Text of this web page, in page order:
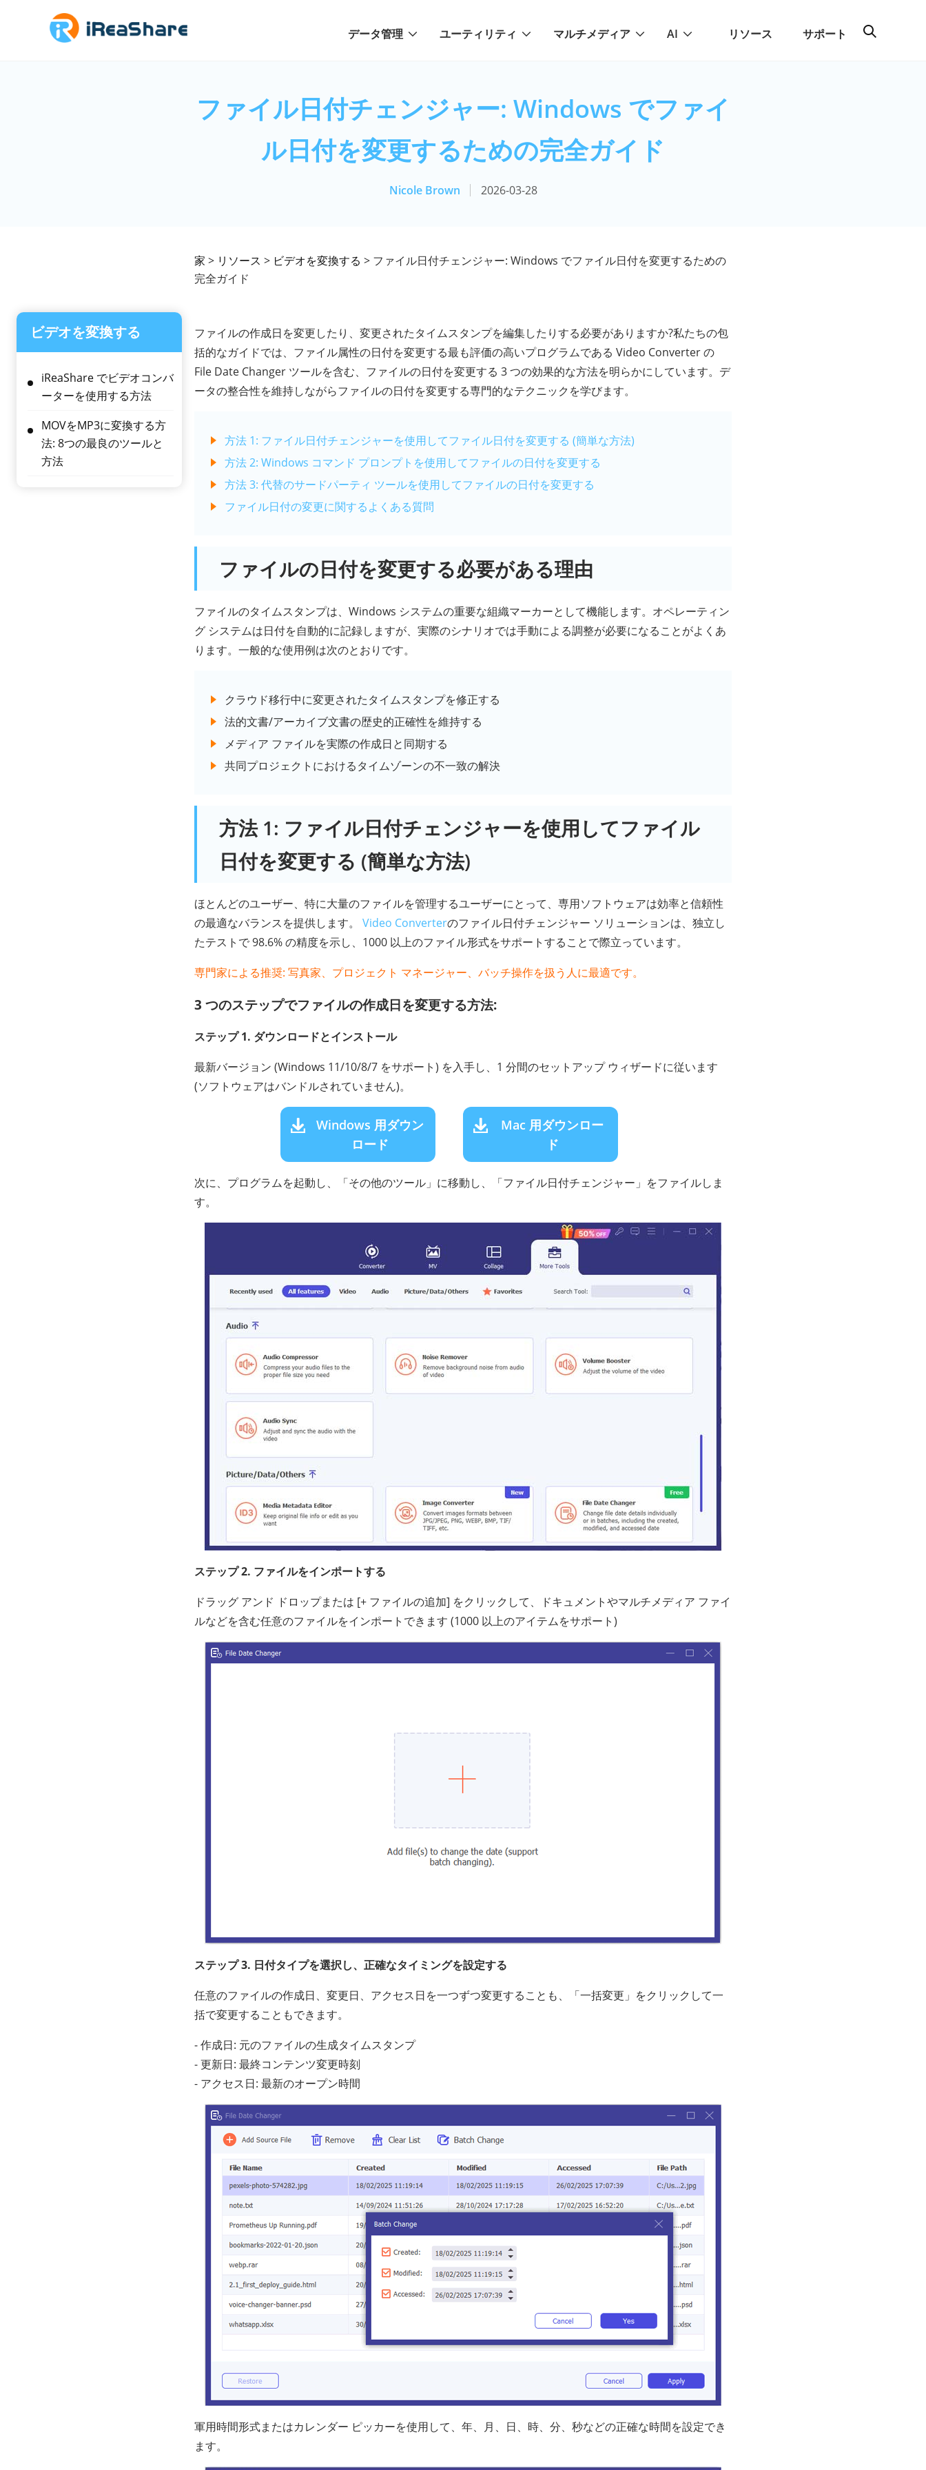
データ管理 ユーティリティ マルチメディア AI リソース サポート
ファイル日付チェンジャー: Windows でファイ
ル日付を変更するための完全ガイド
Nicole Brown 2026-03-28
家 > リソース > ビデオを変換する > ファイル日付チェンジャー: Windows でファイル日付を変更するための
完全ガイド
ビデオを変換する
iReaShare でビデオコンバ
ーターを使用する方法
MOVをMP3に変換する方
法: 8つの最良のツールと
方法
ファイルの作成日を変更したり、変更されたタイムスタンプを編集したりする必要がありますか?私たちの包
括的なガイドでは、ファイル属性の日付を変更する最も評価の高いプログラムである Video Converter の
File Date Changer ツールを含む、ファイルの日付を変更する 3 つの効果的な方法を明らかにしています。デ
ータの整合性を維持しながらファイルの日付を変更する専門的なテクニックを学びます。
方法 1: ファイル日付チェンジャーを使用してファイル日付を変更する (簡単な方法)
方法 2: Windows コマンド プロンプトを使用してファイルの日付を変更する
方法 3: 代替のサードパーティ ツールを使用してファイルの日付を変更する
ファイル日付の変更に関するよくある質問
ファイルの日付を変更する必要がある理由
ファイルのタイムスタンプは、Windows システムの重要な組織マーカーとして機能します。オペレーティン
グ システムは日付を自動的に記録しますが、実際のシナリオでは手動による調整が必要になることがよくあ
ります。一般的な使用例は次のとおりです。
クラウド移行中に変更されたタイムスタンプを修正する
法的文書/アーカイブ文書の歴史的正確性を維持する
メディア ファイルを実際の作成日と同期する
共同プロジェクトにおけるタイムゾーンの不一致の解決
方法 1: ファイル日付チェンジャーを使用してファイル
日付を変更する (簡単な方法)
ほとんどのユーザー、特に大量のファイルを管理するユーザーにとって、専用ソフトウェアは効率と信頼性
の最適なバランスを提供します。 Video Converterのファイル日付チェンジャー ソリューションは、独立し
たテストで 98.6% の精度を示し、1000 以上のファイル形式をサポートすることで際立っています。
専門家による推​​奨: 写真家、プロジェクト マネージャー、バッチ操作を扱う人に最適です。
3 つのステップでファイルの作成日を変更する方法:
ステップ 1. ダウンロードとインストール
最新バージョン (Windows 11/10/8/7 をサポート) を入手し、1 分間のセットアップ ウィザードに従います
(ソフトウェアはバンドルされていません)。
Windows 用ダウン
ロード
Mac 用ダウンロー
ド
次に、プログラムを起動し、「その他のツール」に移動し、「ファイル日付チェンジャー」をファイルしま
す。
ステップ 2. ファイルをインポートする
ドラッグ アンド ドロップまたは [+ ファイルの追加] をクリックして、ドキュメントやマルチメディア ファイ
ルなどを含む任意のファイルをインポートできます (1000 以上のアイテムをサポート)
ステップ 3. 日付タイプを選択し、正確なタイミングを設定する
任意のファイルの作成日、変更日、アクセス日を一つずつ変更することも、「一括変更」をクリックして一
括で変更することもできます。
- 作成日: 元のファイルの生成タイムスタンプ
- 更新日: 最終コンテンツ変更時刻
- アクセス日: 最新のオープン時間
軍用時間形式またはカレンダー ピッカーを使用して、年、月、日、時、分、秒などの正確な時間を設定でき
ます。